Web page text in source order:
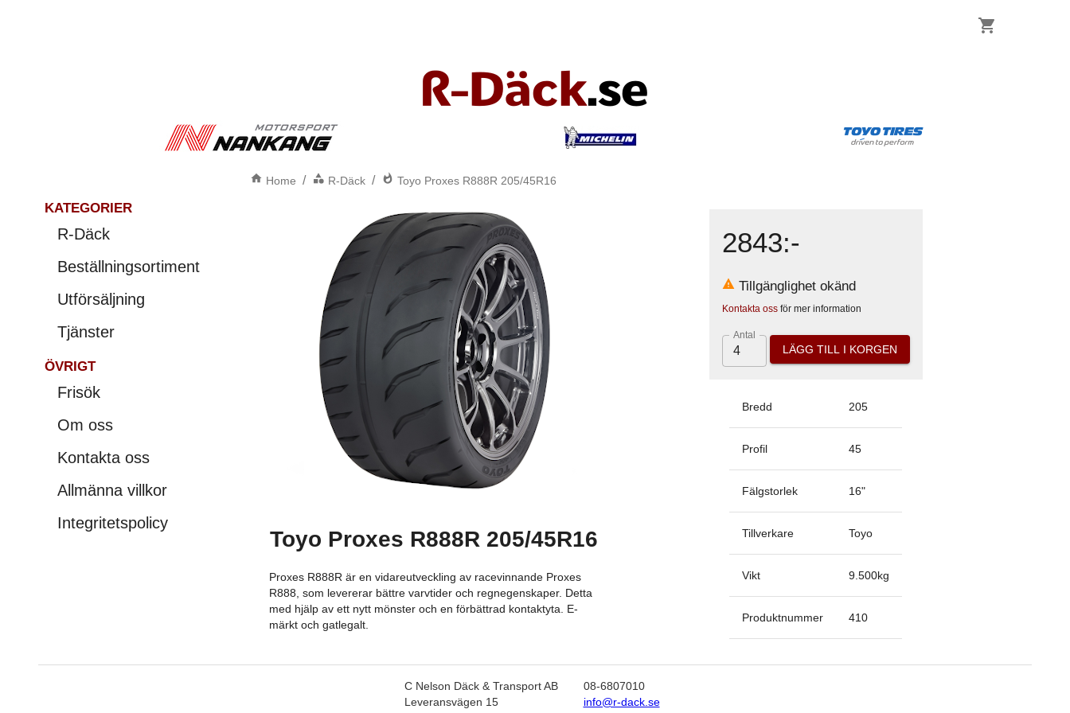
KATEGORIER
R-Däck
Beställningsortiment
Utförsäljning
Tjänster
ÖVRIGT
Frisök
Om oss
Kontakta oss
Allmänna villkor
Integritetspolicy
Home / R-Däck / Toyo Proxes R888R 205/45R16
Toyo Proxes R888R 205/45R16
Proxes R888R är en vidareutveckling av racevinnande Proxes
R888, som levererar bättre varvtider och regnegenskaper. Detta
med hjälp av ett nytt mönster och en förbättrad kontaktyta. E-
märkt och gatlegalt.
2843:-
Tillgänglighet okänd
Kontakta ossför mer information
Antal
LÄGG TILL I KORGEN
Bredd 205
Profil 45
Fälgstorlek 16"
Tillverkare Toyo
Vikt 9.500kg
Produktnummer 410
C Nelson Däck & Transport AB
Leveransvägen 15
08-6807010
info@r-dack.se